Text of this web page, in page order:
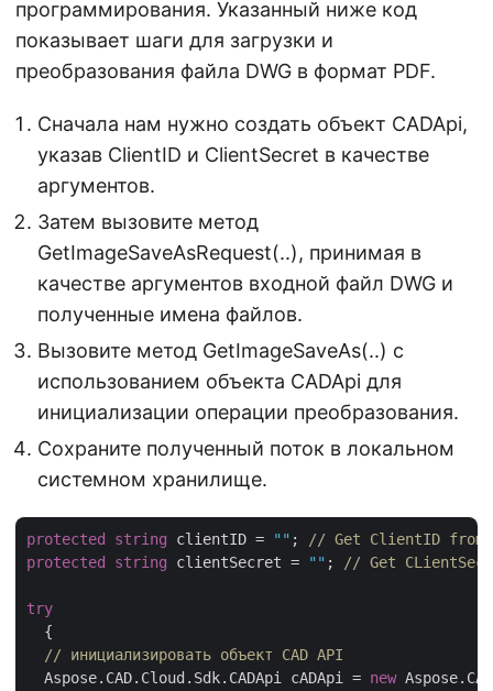
программирования. Указанный ниже код
показывает шаги для загрузки и
преобразования файла DWG в формат PDF.
Сначала нам нужно создать объект CADApi,
указав ClientID и ClientSecret в качестве
аргументов.
Затем вызовите метод
GetImageSaveAsRequest(..), принимая в
качестве аргументов входной файл DWG и
полученные имена файлов.
Вызовите метод GetImageSaveAs(..) с
использованием объекта CADApi для
инициализации операции преобразования.
Сохраните полученный поток в локальном
системном хранилище.
protected string clientID = "" ; // Get ClientID from
protected
string clientSecret = "" ; // Get
try
  {
// инициализировать объект CAD API
  Aspose.CAD.Cloud.Sdk.CADApi cADApi =
new